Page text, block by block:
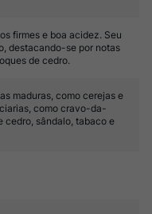
firmes e boa acidez. Seu
destacando-se por notas
de cedro.
maduras, como cerejas e
como cravo-da-
cedro, sândalo, tabaco e